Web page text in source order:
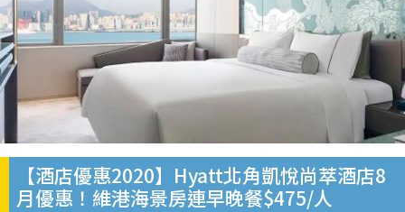
【酒店優惠2020】Hyatt北角凱悅尚萃酒店8
月優惠！維港海景房連早晚餐$475/人